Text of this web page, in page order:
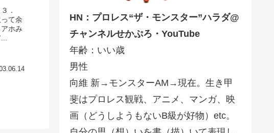
．
て余
ホみ
HN：プロレス“ザ・モンスター”ハラダ@
チャンネルせかぷろ・YouTube
年齢：いい歳
男性
向維 新→モンスターAM→現在。生き甲
斐はプロレス観戦、アニメ、マンガ、映
画（どうしようもないB級が好物）etc。